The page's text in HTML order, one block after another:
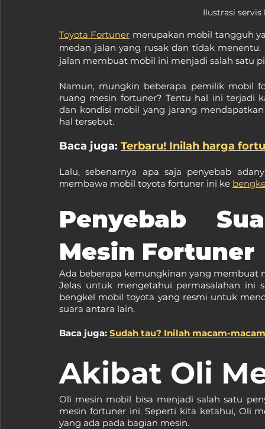
Ilustrasi
Toyota Fortuner merupakan mobil tangguh
medan jalan yang rusak dan tidak
jalan membuat mobil ini menjadi salah satu
Namun, mungkin beberapa pemilik mobil
ruang mesin fortuner? Tentu hal ini terjadi
dan kondisi mobil yang jarang
hal tersebut.
Baca juga: Terbaru! Inilah harga
Lalu, sebenarnya apa saja penyebab
membawa mobil toyota fortuner ini ke
Penyebab
Mesin Fortuner
Ada beberapa kemungkinan yang membuat
Jelas untuk mengetahui permasalahan ini
bengkel mobil toyota yang resmi untuk
suara antara lain.
Baca juga: Sudah tau? Inilah macam-
Akibat Oli
Oli mesin mobil bisa menjadi salah satu
mesin fortuner ini. Seperti kita ketahui, Oli
yang ada pada bagian mesin.